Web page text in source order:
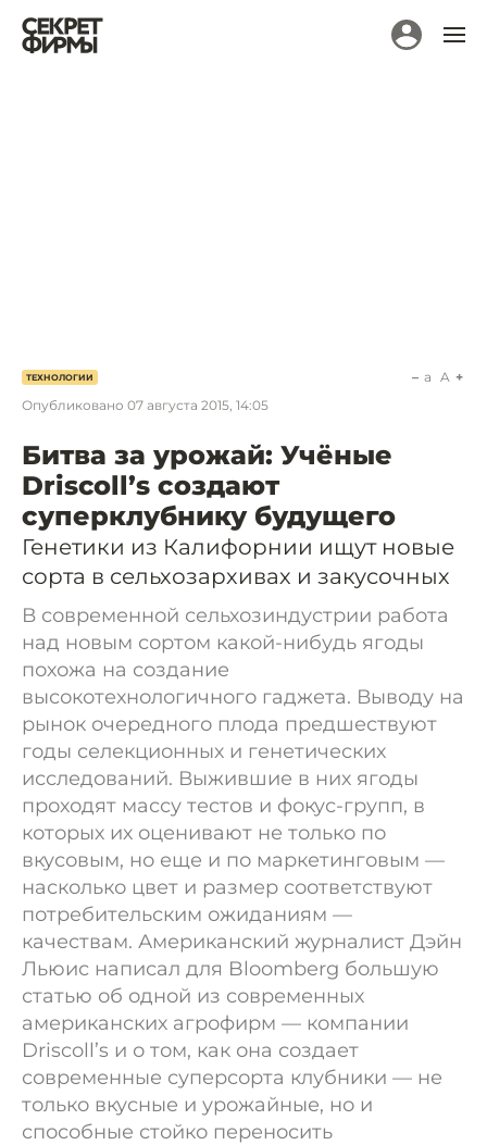
ТЕХНОЛОГИИ
Опубликовано 07 августа 2015, 14:05
a A
Битва за урожай: Учёные
Driscoll’s создают
суперклубнику будущего
Генетики из Калифорнии ищут новые
сорта в сельхозархивах и закусочных
В современной сельхозиндустрии работа
над новым сортом какой-нибудь ягоды
похожа на создание
высокотехнологичного гаджета. Выводу на
рынок очередного плода предшествуют
годы селекционных и генетических
исследований. Выжившие в них ягоды
проходят массу тестов и фокус-групп, в
которых их оценивают не только по
вкусовым, но еще и по маркетинговым —
насколько цвет и размер соответствуют
потребительским ожиданиям —
качествам. Американский журналист Дэйн
Льюис написал для Bloomberg большую
статью об одной из современных
американских агрофирм — компании
Driscoll’s и о том, как она создает
современные суперсорта клубники — не
только вкусные и урожайные, но и
способные стойко переносить